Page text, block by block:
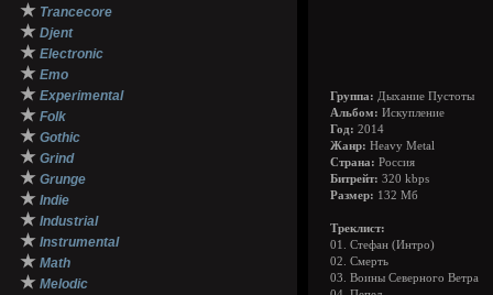
★ Trancecore
★ Djent
★ Electronic
★ Emo
★ Experimental
★ Folk
★ Gothic
★ Grind
★ Grunge
★ Indie
★ Industrial
★ Instrumental
★ Math
★ Melodic
Группа: Дыхание Пустоты
Альбом: Искупление
Год: 2014
Жанр: Heavy Metal
Страна: Россия
Битрейт: 320 kbps
Размер: 132 Мб
Треклист:
01. Стефан (Интро)
02. Смерть
03. Воины Северного Ветра